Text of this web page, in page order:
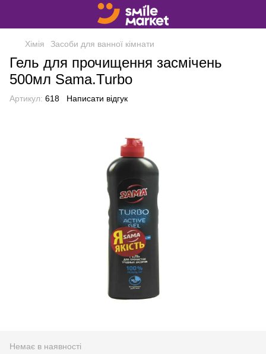
Хімія Засоби для ванної кімнати
Гель для прочищення засмічень
500мл Sama.Turbo
Артикул: 618 Написати відгук
Немає в наявності